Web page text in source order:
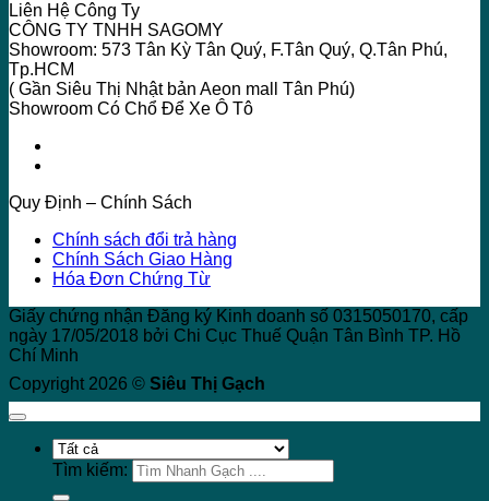
Liên Hệ Công Ty
CÔNG TY TNHH SAGOMY
Showroom: 573 Tân Kỳ Tân Quý, F.Tân Quý, Q.Tân Phú,
Tp.HCM
( Gần Siêu Thị Nhật bản Aeon mall Tân Phú)
Showroom Có Chổ Để Xe Ô Tô
Quy Định – Chính Sách
Chính sách đổi trả hàng
Chính Sách Giao Hàng
Hóa Đơn Chứng Từ
Giấy chứng nhận Đăng ký Kinh doanh số 0315050170, cấp
ngày 17/05/2018 bởi Chi Cục Thuế Quận Tân Bình TP. Hồ
Chí Minh
Copyright 2026 © Siêu Thị Gạch
Tìm kiếm: